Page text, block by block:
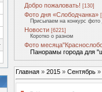
Добро пожаловать! [130]
Фото дня «Слободчанка»
Присылаем на конкурс фото
Новости [6221]
Коротко о разном
Фото
Панорамы города для
Главная » 2015 » Сентябрь »